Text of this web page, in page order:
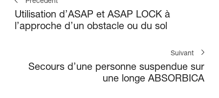
Précédent
Utilisation d’ASAP et ASAP LOCK à
l’approche d’un obstacle ou du sol
Suivant
Secours d’une personne suspendue sur
une longe ABSORBICA